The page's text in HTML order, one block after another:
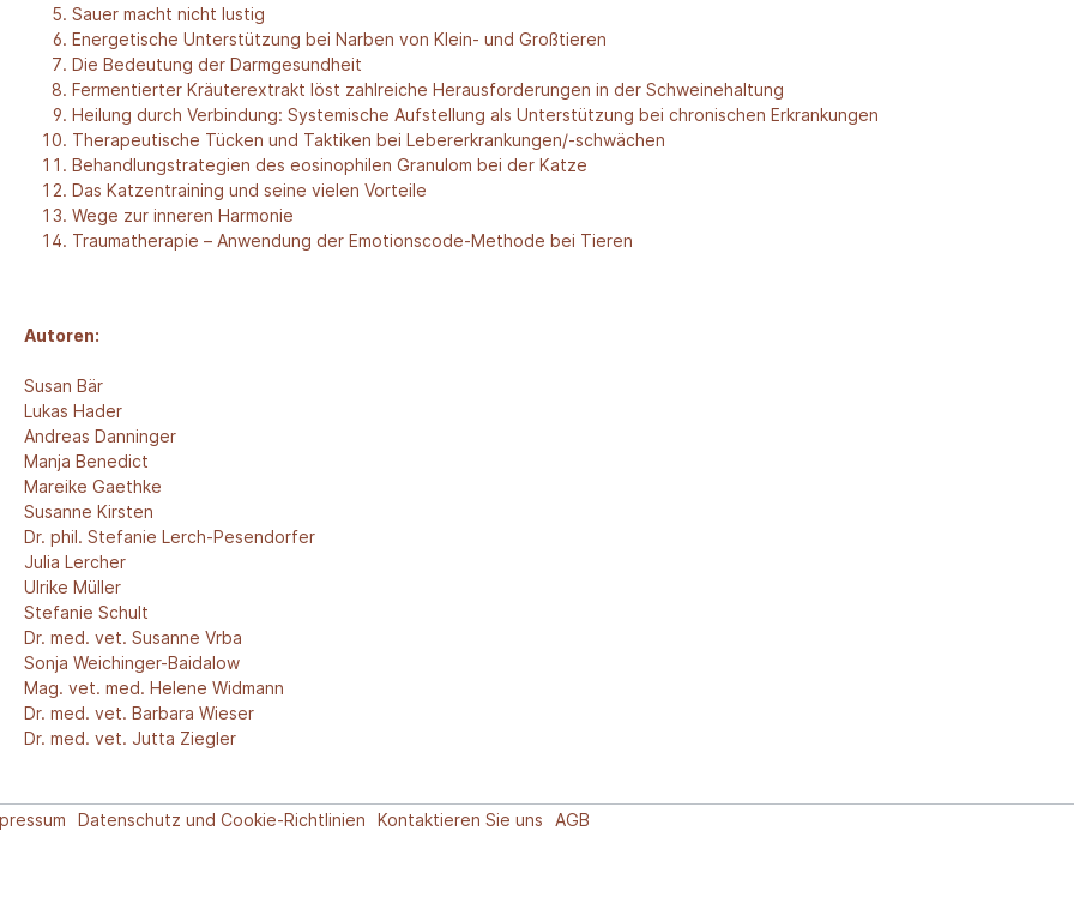
Sauer macht nicht lustig
Energetische Unterstützung bei Narben von Klein- und Großtieren
Die Bedeutung der Darmgesundheit
Fermentierter Kräuterextrakt löst zahlreiche Herausforderungen in der Schweinehaltung
Heilung durch Verbindung: Systemische Aufstellung als Unterstützung bei chronischen Erkrankungen
Therapeutische Tücken und Taktiken bei Lebererkrankungen/-schwächen
Behandlungstrategien des eosinophilen Granulom bei der Katze
Das Katzentraining und seine vielen Vorteile
Wege zur inneren Harmonie
Traumatherapie – Anwendung der Emotionscode-Methode bei Tieren
Autoren:
Susan Bär
Lukas Hader
Andreas Danninger
Manja Benedict
Mareike Gaethke
Susanne Kirsten
Dr. phil. Stefanie Lerch-Pesendorfer
Julia Lercher
Ulrike Müller
Stefanie Schult
Dr. med. vet. Susanne Vrba
Sonja Weichinger-Baidalow
Mag. vet. med. Helene Widmann
Dr. med. vet. Barbara Wieser
Dr. med. vet. Jutta Ziegler
Datenschutz und Cookie-Richtlinien Kontaktieren Sie uns AGB